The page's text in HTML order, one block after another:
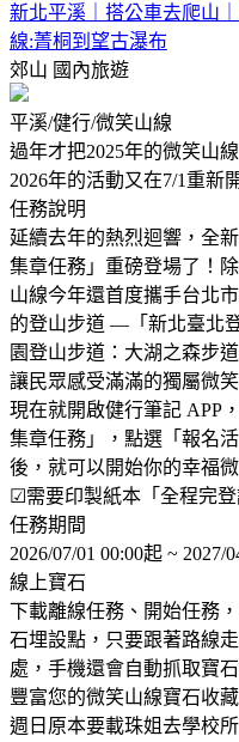
新北平溪｜搭公車去爬山
線:菁桐到望古瀑布
郊山 國內旅遊
平溪/健行/微笑山線
過年才把2025年的微笑山
2026年的活動又在7/1重新
任務說明
延續去年的熱烈迴響，全
集章任務」重磅登場了！
山線今年還首度攜手台北
的登山步道 —「新北臺北
園登山步道：大湖之森步
讓民眾感受滿滿的獨屬微
現在就開啟健行筆記 APP
集章任務」，點選「報名
後，就可以開始你的幸福
☑需要印製紙本「全程完
任務期間
2026/07/01 00:00起 ~ 2027/
線上寶石
下載離線任務、開始任務
石埋設點，只要跟著路線
處，手機還會自動抓取寶
豐富您的微笑山線寶石收藏
週日原本要載珠姐去學校